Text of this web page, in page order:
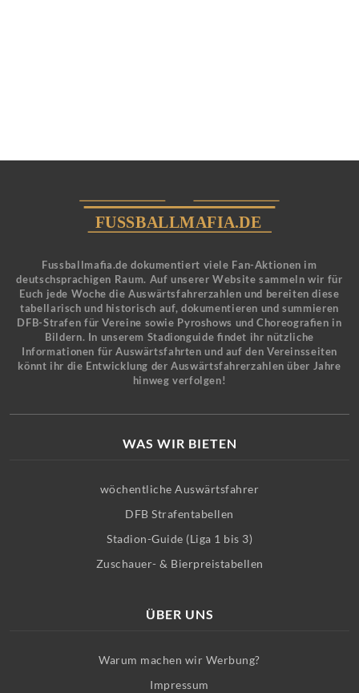
Fussballmafia.de dokumentiert viele Fan-Aktionen im
deutschsprachigen Raum. Auf unserer Website sammeln wir für
Euch jede Woche die Auswärtsfahrerzahlen und bereiten diese
tabellarisch und historisch auf, dokumentieren und summieren
DFB-Strafen für Vereine sowie Pyroshows und Choreografien in
Bildern. In unserem Stadionguide findet ihr nützliche
Informationen für Auswärtsfahrten und auf den Vereinsseiten
könnt ihr die Entwicklung der Auswärtsfahrerzahlen über Jahre
hinweg verfolgen!
WAS WIR BIETEN
wöchentliche Auswärtsfahrer
DFB Strafentabellen
Stadion-Guide (Liga 1 bis 3)
Zuschauer- & Bierpreistabellen
ÜBER UNS
Warum machen wir Werbung?
Impressum